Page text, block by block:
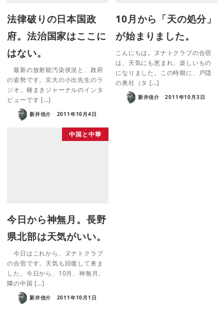
法律破りの日本国政
府。法治国家はここに
はない。
最新の放射能汚染状況と、政府
の姿勢です。京大の小出先生のラ
ジオ。種まきジャーナルのインタ
ビューです […]
新井信介 2011年10月4日
10月から「天の処分」
が始まりました。
こんにちは。ヌナトクラブの合宿
は、天気にも恵まれ、楽しいもの
になりました。この時期に、戸隠
の奥社（タ […]
新井信介 2011年10月3日
中国と中華
今日から神無月。長野
県北部は天気がいい。
今日はこれから、ヌナトクラブ
の合宿です。天気も回復して来ま
した。今日から、10月、神無月。
隣の中国 […]
新井信介 2011年10月1日